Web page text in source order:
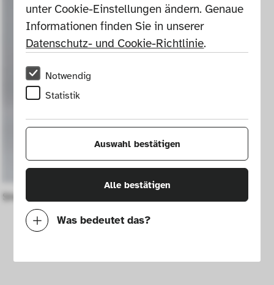
unter Cookie-Einstellungen ändern. Genaue
Informationen finden Sie in unserer
Datenschutz- und Cookie-Richtlinie.
Notwendig
Statistik
Auswahl bestätigen
Alle bestätigen
Was bedeutet das?
Mit diesen Cookies können wir durch
Shelf Mod. 2722